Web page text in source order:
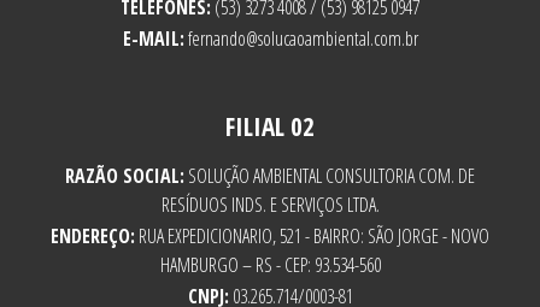
TELEFONES: (53) 3273 4008 / (53) 98125 0947
E-MAIL:fernando@solucaoambiental.com.br
FILIAL 02
RAZÃO SOCIAL: SOLUÇÃO AMBIENTAL CONSULTORIA COM. DE
RESÍDUOS INDS. E SERVIÇOS LTDA.
ENDEREÇO: RUA EXPEDICIONARIO, 521 - BAIRRO: SÃO JORGE - NOVO
HAMBURGO – RS - CEP: 93.534-560
CNPJ: 03.265.714/0003-81